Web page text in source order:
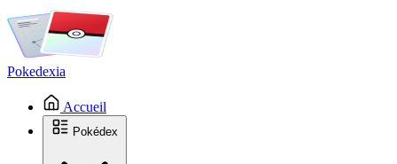
Pokedexia
Accueil